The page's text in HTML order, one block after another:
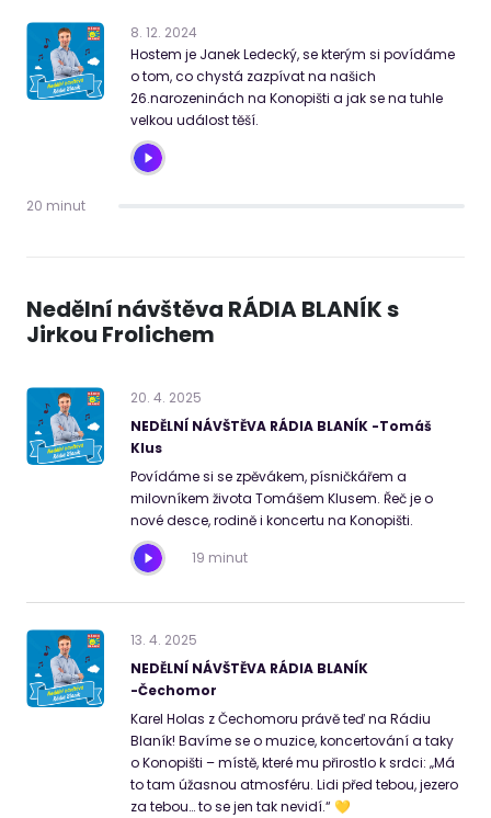
8. 12. 2024
Hostem je Janek Ledecký, se kterým si povídáme
o tom, co chystá zazpívat na našich
26.narozeninách na Konopišti a jak se na tuhle
velkou událost těší.
20 minut
Nedělní návštěva RÁDIA BLANÍK s
Jirkou Frolichem
20. 4. 2025
NEDĚLNÍ NÁVŠTĚVA RÁDIA BLANÍK -Tomáš
Klus
Povídáme si se zpěvákem, písničkářem a
milovníkem života Tomášem Klusem. Řeč je o
nové desce, rodině i koncertu na Konopišti.
19 minut
13. 4. 2025
NEDĚLNÍ NÁVŠTĚVA RÁDIA BLANÍK
-Čechomor
Karel Holas z Čechomoru právě teď na Rádiu
Blaník! Bavíme se o muzice, koncertování a taky
o Konopišti – místě, které mu přirostlo k srdci: „Má
to tam úžasnou atmosféru. Lidi před tebou, jezero
za tebou… to se jen tak nevidí.“ 💛